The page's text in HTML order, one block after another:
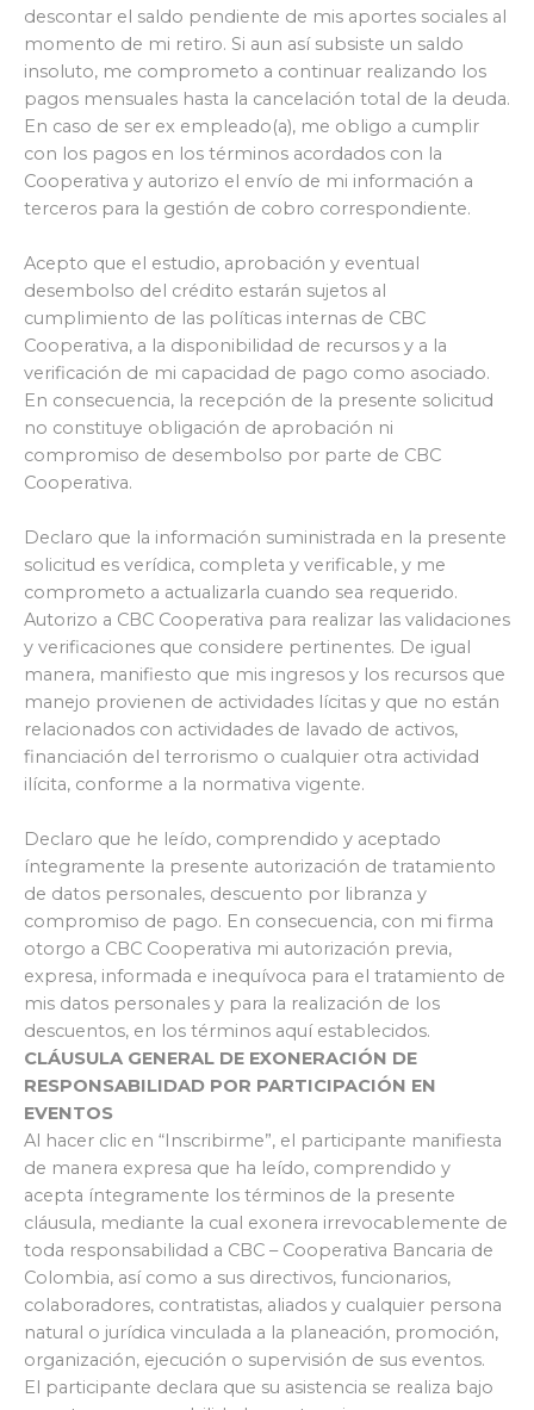
descontar el saldo pendiente de mis aportes sociales al
momento de mi retiro. Si aun así subsiste un saldo
insoluto, me comprometo a continuar realizando los
pagos mensuales hasta la cancelación total de la deuda.
En caso de ser ex empleado(a), me obligo a cumplir
con los pagos en los términos acordados con la
Cooperativa y autorizo el envío de mi información a
terceros para la gestión de cobro correspondiente.
Acepto que el estudio, aprobación y eventual
desembolso del crédito estarán sujetos al
cumplimiento de las políticas internas de CBC
Cooperativa, a la disponibilidad de recursos y a la
verificación de mi capacidad de pago como asociado.
En consecuencia, la recepción de la presente solicitud
no constituye obligación de aprobación ni
compromiso de desembolso por parte de CBC
Cooperativa.
Declaro que la información suministrada en la presente
solicitud es verídica, completa y verificable, y me
comprometo a actualizarla cuando sea requerido.
Autorizo a CBC Cooperativa para realizar las validaciones
y verificaciones que considere pertinentes. De igual
manera, manifiesto que mis ingresos y los recursos que
manejo provienen de actividades lícitas y que no están
relacionados con actividades de lavado de activos,
financiación del terrorismo o cualquier otra actividad
ilícita, conforme a la normativa vigente.
Declaro que he leído, comprendido y aceptado
íntegramente la presente autorización de tratamiento
de datos personales, descuento por libranza y
compromiso de pago. En consecuencia, con mi firma
otorgo a CBC Cooperativa mi autorización previa,
expresa, informada e inequívoca para el tratamiento de
mis datos personales y para la realización de los
descuentos, en los términos aquí establecidos.
CLÁUSULA GENERAL DE EXONERACIÓN DE
RESPONSABILIDAD POR PARTICIPACIÓN EN
EVENTOS
Al hacer clic en “Inscribirme”, el participante manifiesta
de manera expresa que ha leído, comprendido y
acepta íntegramente los términos de la presente
cláusula, mediante la cual exonera irrevocablemente de
toda responsabilidad a CBC – Cooperativa Bancaria de
Colombia, así como a sus directivos, funcionarios,
colaboradores, contratistas, aliados y cualquier persona
natural o jurídica vinculada a la planeación, promoción,
organización, ejecución o supervisión de sus eventos.
El participante declara que su asistencia se realiza bajo